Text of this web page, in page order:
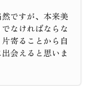
ですが、本来美
なければならな
寄ることから自
会えると思いま